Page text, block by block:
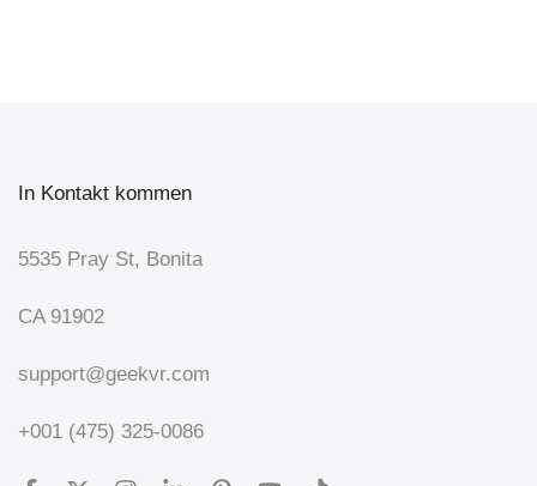
In Kontakt kommen
5535 Pray St, Bonita
CA 91902
support@geekvr.com
+001 (475) 325-0086